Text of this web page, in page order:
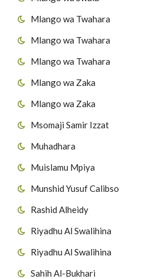
Mlango wa Twahara
Mlango wa Twahara
Mlango wa Twahara
Mlango wa Zaka
Mlango wa Zaka
Msomaji Samir Izzat
Muhadhara
Muislamu Mpiya
Munshid Yusuf Calibso
Rashid Alheidy
Riyadhu Al Swalihina
Riyadhu Al Swalihina
Sahih Al-Bukhari